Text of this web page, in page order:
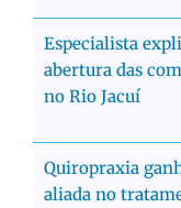
Especialista
abertura das
no Rio Jacuí
Quiropraxia
aliada no